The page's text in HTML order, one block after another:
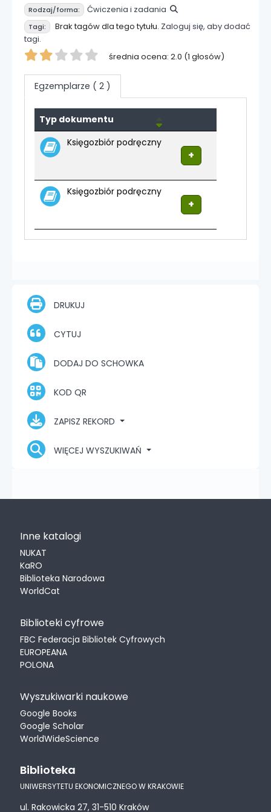
Rodzaj/forma: Ćwiczenia i zadania
Tagi: Brak tagów dla tego tytułu. Zaloguj się, aby dodać
tagi.
Twoja ocena średnia ocena: 2.0 (1 głosów)
Egzemplarze ( 2 )
Egzemplarze
Typ dokumentu
Księgozbiór podręczny
Księgozbiór podręczny
DRUKUJ
CYTUJ
DODAJ DO SCHOWKA
KOD QR
ZAPISZ REKORD
WIĘCEJ WYSZUKIWAŃ
Inne katalogi
NUKAT
KaRO
Biblioteka Narodowa
WorldCat
Biblioteki cyfrowe
FBC Federacja Bibliotek Cyfrowych
EUROPEANA
POLONA
Wyszukiwarki naukowe
Google Books
Google Scholar
WorldWideScience
Biblioteka
UNIWERSYTETU EKONOMICZNEGO W KRAKOWIE
ul. Rakowicka 27, 31-510 Kraków